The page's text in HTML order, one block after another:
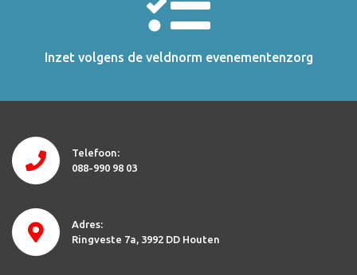
Inzet volgens de veldnorm evenementenzorg
Telefoon:
088-990 98 03
Adres:
Ringveste 7a 3992 DD Houten